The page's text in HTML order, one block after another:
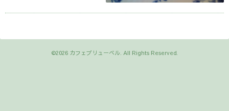
©2026 カフェブリューベル. All Rights Reserved.